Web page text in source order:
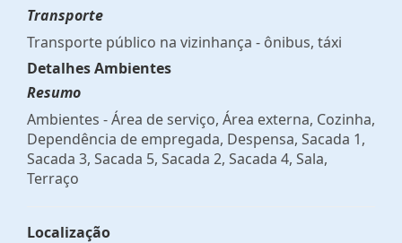
Transporte
Transporte público na vizinhança - ônibus, táxi
Detalhes Ambientes
Resumo
Ambientes - Área de serviço, Área externa, Cozinha,
Dependência de empregada, Despensa, Sacada 1,
Sacada 3, Sacada 5, Sacada 2, Sacada 4, Sala,
Terraço
Localização